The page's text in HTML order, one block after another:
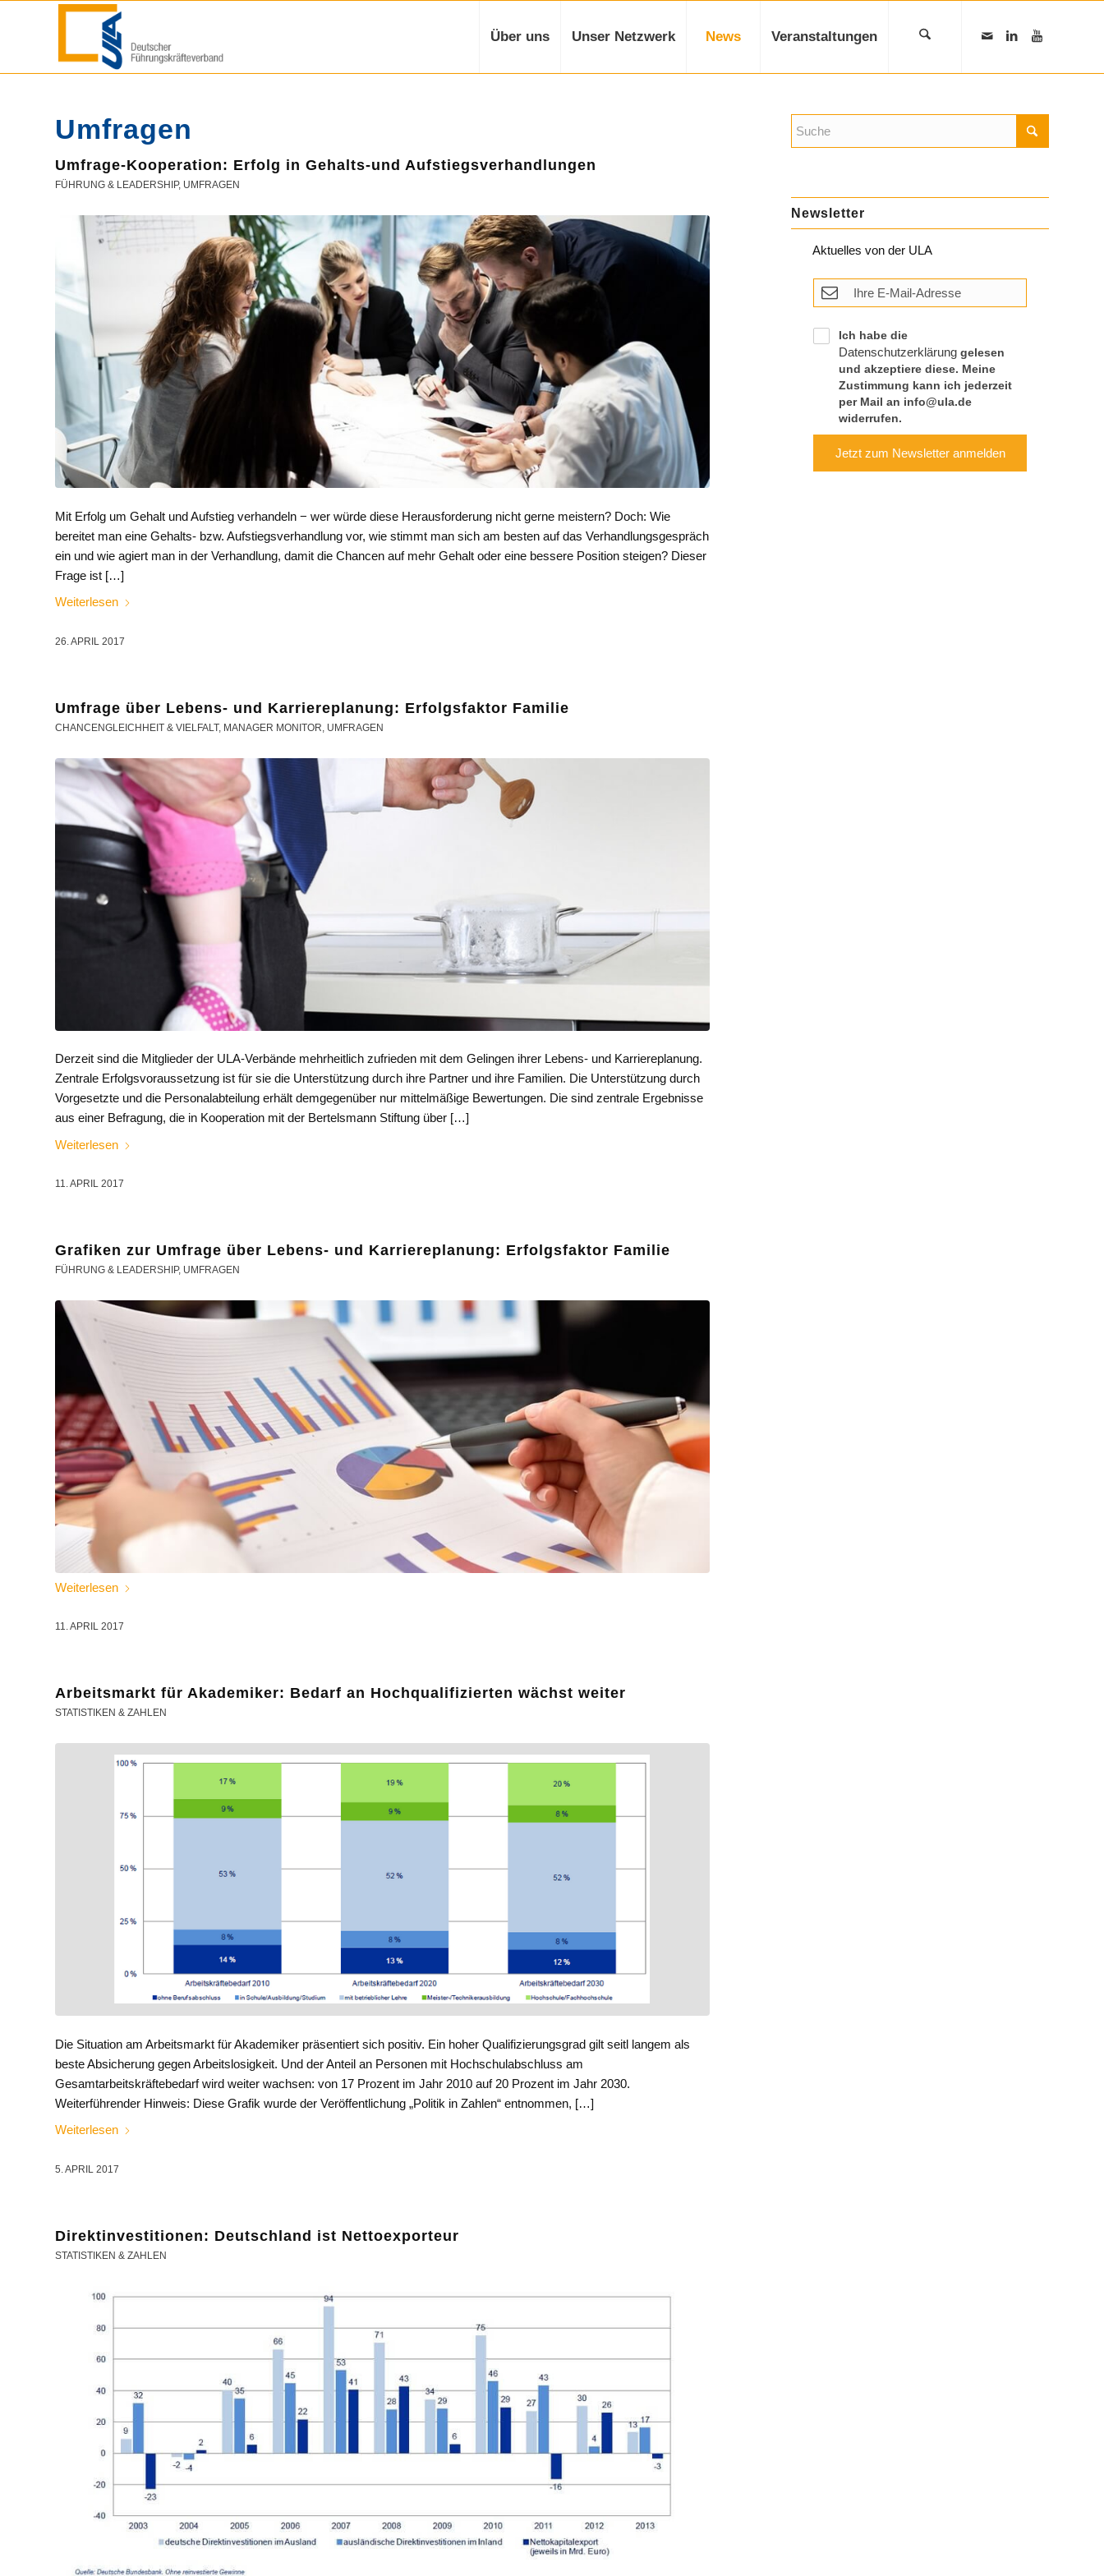
Über uns Unser Netzwerk News Veranstaltungen
Umfragen
Umfrage-Kooperation: Erfolg in Gehalts-und Aufstiegsverhandlungen
FÜHRUNG & LEADERSHIP, UMFRAGEN
Mit Erfolg um Gehalt und Aufstieg verhandeln − wer würde diese Herausforderung nicht gerne meistern? Doch: Wie
bereitet man eine Gehalts- bzw. Aufstiegsverhandlung vor, wie stimmt man sich am besten auf das Verhandlungsgespräch
ein und wie agiert man in der Verhandlung, damit die Chancen auf mehr Gehalt oder eine bessere Position steigen? Dieser
Frage ist […]
Weiterlesen
26. APRIL 2017
Umfrage über Lebens- und Karriereplanung: Erfolgsfaktor Familie
CHANCENGLEICHHEIT & VIELFALT, MANAGER MONITOR UMFRAGEN
Derzeit sind die Mitglieder der ULA-Verbände mehrheitlich zufrieden mit dem Gelingen ihrer Lebens- und Karriereplanung.
Zentrale Erfolgsvoraussetzung ist für sie die Unterstützung durch ihre Partner und ihre Familien. Die Unterstützung durch
Vorgesetzte und die Personalabteilung erhält demgegenüber nur mittelmäßige Bewertungen. Die sind zentrale Ergebnisse
aus einer Befragung, die in Kooperation mit der Bertelsmann Stiftung über […]
Weiterlesen
11. APRIL 2017
Grafiken zur Umfrage über Lebens- und Karriereplanung: Erfolgsfaktor Familie
FÜHRUNG & LEADERSHIP, UMFRAGEN
Weiterlesen
11. APRIL 2017
Arbeitsmarkt für Akademiker: Bedarf an Hochqualifizierten wächst weiter
STATISTIKEN & ZAHLEN
Die Situation am Arbeitsmarkt für Akademiker präsentiert sich positiv. Ein hoher Qualifizierungsgrad gilt seitl langem als
beste Absicherung gegen Arbeitslosigkeit. Und der Anteil an Personen mit Hochschulabschluss am
Gesamtarbeitskräftebedarf wird weiter wachsen: von 17 Prozent im Jahr 2010 auf 20 Prozent im Jahr 2030.
Weiterführender Hinweis: Diese Grafik wurde der Veröffentlichung „Politik in Zahlen“ entnommen, […]
Weiterlesen
5. APRIL 2017
Direktinvestitionen: Deutschland ist Nettoexporteur
STATISTIKEN & ZAHLEN
Newsletter
Jetzt zum Newsletter anmelden
Aktuelles von der ULA
Ich habe die
Datenschutzerklärunggelesen
und akzeptiere diese. Meine
Zustimmung kann ich jederzeit
per Mail an info@ula.de
widerrufen.